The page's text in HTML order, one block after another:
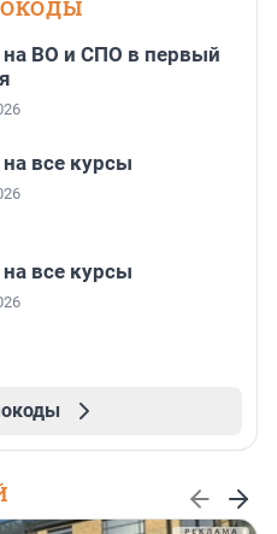
на ВО и СПО в первый
все курсы
все курсы